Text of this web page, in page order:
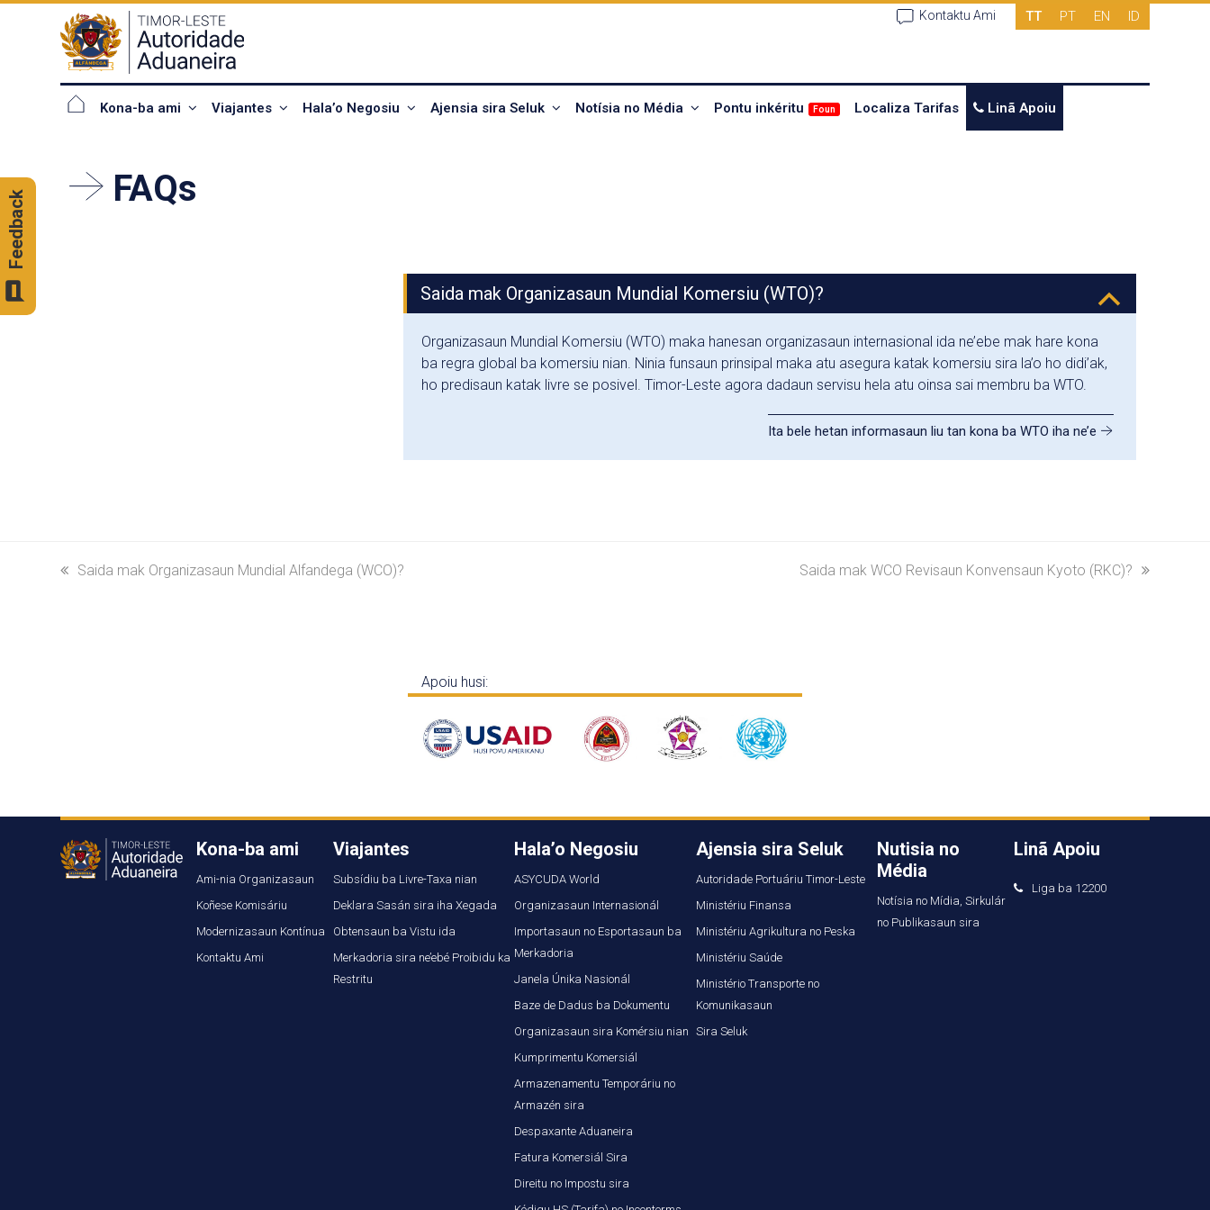
Kontaktu Ami TT PT EN ID
Kona-ba ami Viajantes Hala’o Negosiu Ajensia sira Seluk Notísia no Média Pontu inkéritu Foun Localiza Tarifas Linã Apoiu
FAQs
B
Saida mak Organizasaun Mundial Komersiu (WTO)?
Organizasaun Mundial Komersiu (WTO) maka hanesan organizasaun internasional ida ne’ebe mak hare kona
ba regra global ba komersiu nian. Ninia funsaun prinsipal maka atu asegura katak komersiu sira la’o ho didi’ak,
ho predisaun katak livre se posivel. Timor-Leste agora dadaun servisu hela atu oinsa sai membru ba WTO.
Ita bele hetan informasaun liu tan kona ba WTO iha ne’e
previous
Saida mak Organizasaun Mundial Alfandega (WCO)?
next
Saida mak WCO Revisaun Konvensaun Kyoto (RKC)?
Apoiu husi:
Kona-ba ami
Ami-nia Organizasaun
Koñese Komisáriu
Modernizasaun Kontínua
Kontaktu Ami
Viajantes
Subsídiu ba Livre-Taxa nian
Deklara Sasán sira iha Xegada
Obtensaun ba Vistu ida
Merkadoria sira ne’ebé Proibidu ka
Restritu
Hala’o Negosiu
ASYCUDA World
Organizasaun Internasionál
Importasaun no Esportasaun ba
Merkadoria
Janela Únika Nasionál
Baze de Dadus ba Dokumentu
Organizasaun sira Komérsiu nian
Kumprimentu Komersiál
Armazenamentu Temporáriu no
Armazén sira
Despaxante Aduaneira
Fatura Komersiál Sira
Direitu no Impostu sira
Ajensia sira Seluk
Autoridade Portuáriu Timor-Leste
Ministériu Finansa
Ministériu Agrikultura no Peska
Ministériu Saúde
Ministério Transporte no
Komunikasaun
Sira Seluk
Nutisia no
Média
Notísia no Mídia, Sirkulár
no Publikasaun sira
Linã Apoiu
Liga ba 12200
Feedback